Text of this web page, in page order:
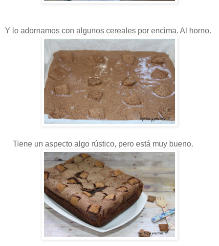
Y lo adornamos con algunos cereales por encima. Al horno.
Tiene un aspecto algo rústico, pero está muy bueno.